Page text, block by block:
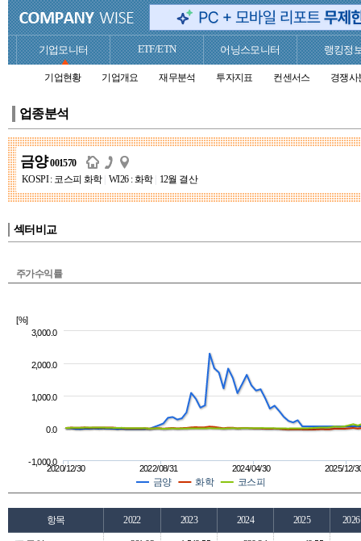
기업모니터 ETF/ETN 어닝스모니터 랭킹정
기업현황 기업개요 재무분석 투자지표 컨센서스 경쟁사
업종분석
금양001570
KOSPI : 코스피 화학 WI26 : 화학 12월 결산
섹터비교
주가수익률
[%]
금양 화학 코스피
2020/12/30 2022/08/31 2024/04/30 2025/12/
-1,000.0
0.0
1,000.0
2,000.0
3,000.0
항목 2022 2023 2024 2025 2026